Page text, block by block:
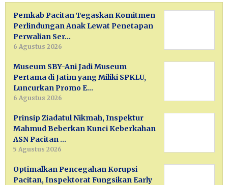
Pemkab Pacitan Tegaskan Komitmen
Perlindungan Anak Lewat Penetapan
Perwalian Ser…
6 Agustus 2026
Museum SBY-Ani Jadi Museum
Pertama di Jatim yang Miliki SPKLU,
Luncurkan Promo E…
6 Agustus 2026
Prinsip Ziadatul Nikmah, Inspektur
Mahmud Beberkan Kunci Keberkahan
ASN Pacitan …
5 Agustus 2026
Optimalkan Pencegahan Korupsi
Pacitan, Inspektorat Fungsikan Early